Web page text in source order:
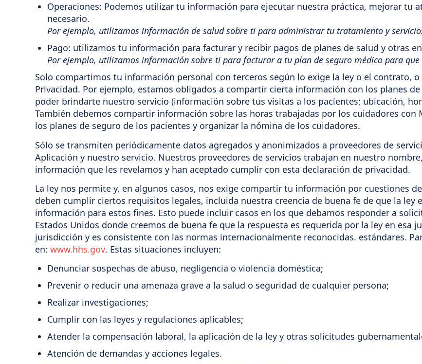
Operaciones: Podemos utilizar tu información para ejecutar nuestra práctica, mejorar tu
necesario.
Por ejemplo, utilizamos información de salud sobre ti para administrar tu tratamiento y
Pago: utilizamos tu información para facturar y recibir pagos de planes de salud y otras
Por ejemplo, utilizamos información sobre ti para facturar a tu plan de seguro médico para que
Solo compartimos tu información personal con terceros según lo exige la ley o el contrato,
Privacidad. Por ejemplo, estamos obligados a compartir cierta información con los planes
poder brindarte nuestro servicio (información sobre tus visitas a los pacientes; ubicación,
También debemos compartir información sobre las horas trabajadas por los cuidadores
los planes de seguro de los pacientes y organizar la nómina de los cuidadores.
Sólo se transmiten periódicamente datos agregados y anonimizados a proveedores de
Aplicación y nuestro servicio. Nuestros proveedores de servicios trabajan en nuestro
información que les revelamos y han aceptado cumplir con esta declaración de privacidad.
La ley nos permite y, en algunos casos, nos exige compartir tu información por cuestiones
deben cumplir ciertos requisitos legales, incluida nuestra creencia de buena fe de que la ley
información para estos fines. Esto puede incluir casos en los que debamos responder a
Estados Unidos donde creemos de buena fe que la respuesta es requerida por la ley en esa
jurisdicción y es consistente con las normas internacionalmente reconocidas. estándares.
en: www.hhs.gov. Estas situaciones incluyen:
Denunciar sospechas de abuso, negligencia o violencia doméstica;
Prevenir o reducir una amenaza grave a la salud o seguridad de cualquier persona;
Realizar investigaciones;
Cumplir con las leyes y regulaciones aplicables;
Atender la compensación laboral, la aplicación de la ley y otras solicitudes
Atención de demandas y acciones legales.